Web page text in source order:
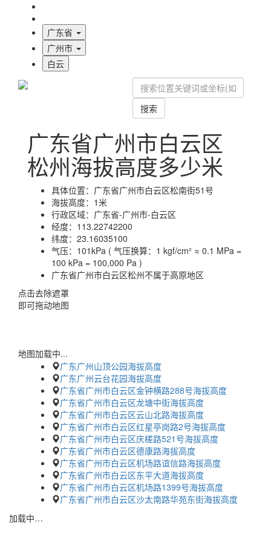
广东省
广州市
白云
搜索
广东省广州市白云区
松州海拔高度多少米
具体位置： 广东省广州市白云区松南街51号
海拔高度： 1米
行政区域： 广东省-广州市-白云区
经度： 113.22742200
纬度： 23.16035100
气压： 101kPa ( 气压换算：1 kgf/cm² ≈ 0.1 MPa =
100 kPa = 100,000 Pa )
广东省广州市白云区松州不属于高原地区
点击去除遮罩
即可拖动地图
地图加载中...
广东广州山顶公园海拔高度
广东广州云台花园海拔高度
广东省广州市白云区金钟横路288号海拔高度
广东省广州市白云区龙塘中街海拔高度
广东省广州市白云区云山北路海拔高度
广东省广州市白云区红星亭岗路2号海拔高度
广东省广州市白云区庆槎路521号海拔高度
广东省广州市白云区德康路海拔高度
广东省广州市白云区机场路谊信路海拔高度
广东省广州市白云区东平大道海拔高度
广东省广州市白云区机场路1399号海拔高度
广东省广州市白云区沙太南路华苑东街海拔高度
加载中…